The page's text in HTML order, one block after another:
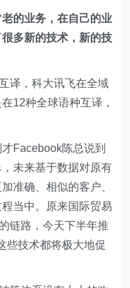
的业务，在自己的业
多新的技术，新的技
译，科大讯飞在全域
12种全球语种互译，
Facebook陈总说到
未来基于数据对原有
准确、相似的客户、
当中。原来国际贸易
链路，今天下半年推
些技术都将极大地促